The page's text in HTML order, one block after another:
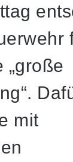
„große
mit